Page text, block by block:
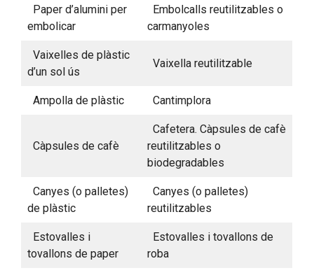
Paper d’alumini per
embolicar
Embolcalls reutilitzables o
carmanyoles
Vaixelles de plàstic
d’un sol ús
Vaixella reutilitzable
Ampolla de plàstic Cantimplora
Càpsules de cafè
Cafetera. Càpsules de cafè
reutilitzables o
biodegradables
Canyes (o palletes)
de plàstic
Canyes (o palletes)
reutilitzables
Estovalles i
tovallons de paper
Estovalles i tovallons de
roba